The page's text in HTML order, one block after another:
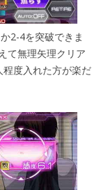
2-4を突破できま
て無理矢理クリア
度入れた方が楽だ